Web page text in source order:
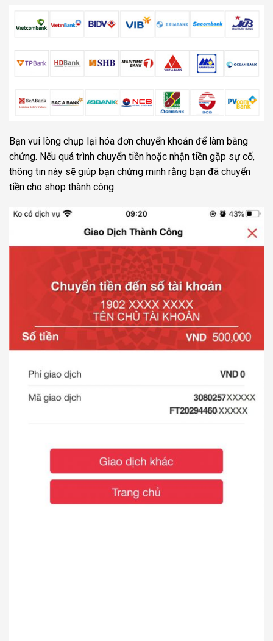
Bạn vui lòng chụp lại hóa đơn chuyển khoản để làm bằng
chứng. Nếu quá trình chuyển tiền hoặc nhận tiền gặp sự cố,
thông tin này sẽ giúp bạn chứng minh rằng bạn đã chuyển
tiền cho shop thành công.